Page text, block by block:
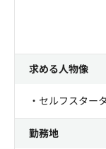
求める人物像
・セルフスター
勤務地